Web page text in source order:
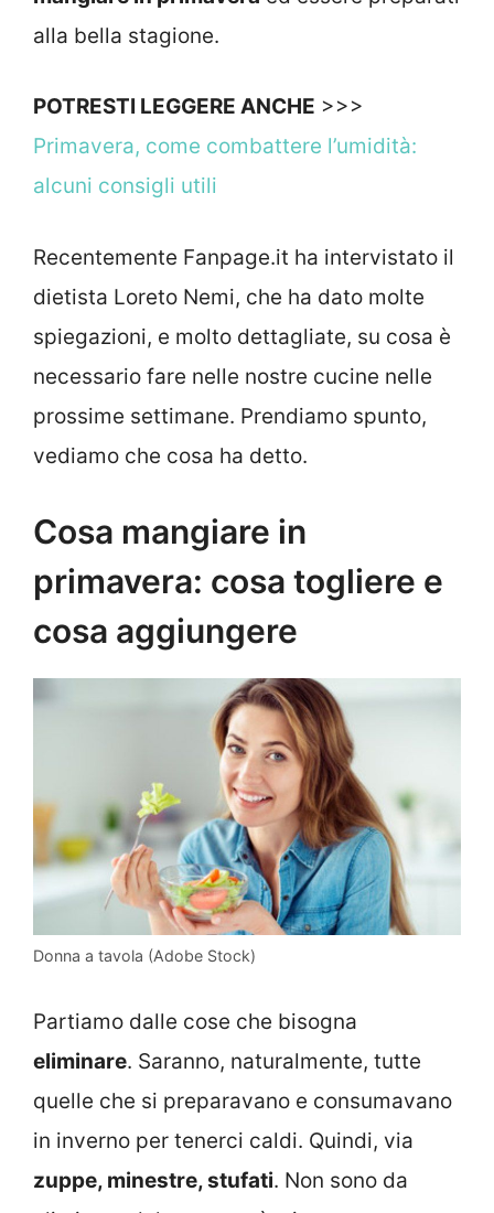
alla bella stagione.
POTRESTI LEGGERE ANCHE >>>
Primavera, come combattere l’umidità:
alcuni consigli utili
Recentemente Fanpage.it ha intervistato il
dietista Loreto Nemi, che ha dato molte
spiegazioni, e molto dettagliate, su cosa è
necessario fare nelle nostre cucine nelle
prossime settimane. Prendiamo spunto,
vediamo che cosa ha detto.
Cosa mangiare in
primavera: cosa togliere e
cosa aggiungere
Donna a tavola (Adobe Stock)
Partiamo dalle cose che bisogna
eliminare. Saranno, naturalmente, tutte
quelle che si preparavano e consumavano
in inverno per tenerci caldi. Quindi, via
zuppe, minestre, stufati. Non sono da